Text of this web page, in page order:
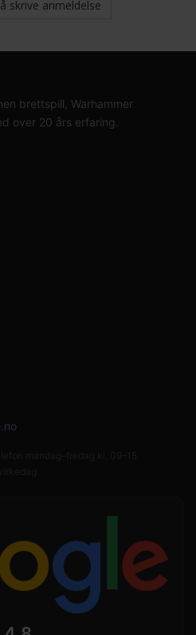
skrive anmeldelse
brettspill, Warhammer
over 20 års erfaring.